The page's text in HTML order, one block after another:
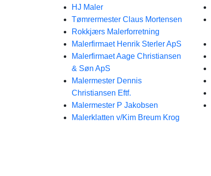
HJ Maler
Tømrermester Claus Mortensen
Rokkjærs Malerforretning
Malerfirmaet Henrik Sterler ApS
Malerfirmaet Aage Christiansen
& Søn ApS
Malermester Dennis
Christiansen Eftf.
Malermester P Jakobsen
Malerklatten v/Kim Breum Krog